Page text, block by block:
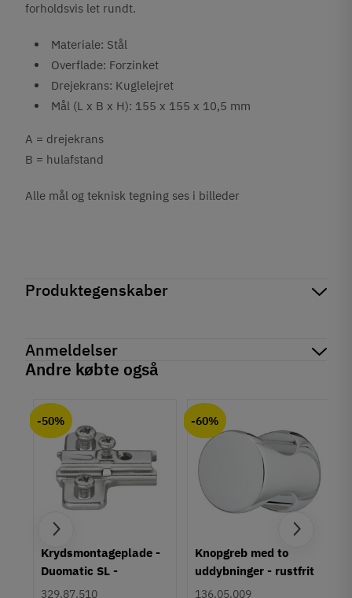
forholdsvis let rundt.
Materiale: Stål
Overflade: Forzinket
Drejekrans: Kuglelejret
Mål (L x B x H): 155 x 155 x 10,5 mm
A = drejekrans
B = hulafstand
Alle mål og teknisk tegning ses i billeder
Produktegenskaber
På lager1 Enhed
TilstandNy
Anmeldelser
Andre købte også
-50%
Krydsmontageplade -
Duomatic SL -
Euroskruer
329.87.510
-60%
Knopgreb med to
uddybninger - rustfrit
stål
136.05.009